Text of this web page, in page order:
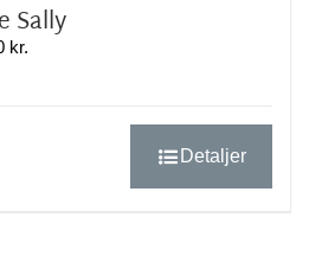
Sally
kr.
Detaljer